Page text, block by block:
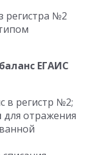
регистра №2
ЕГАИС
в регистр №2;
для отражения